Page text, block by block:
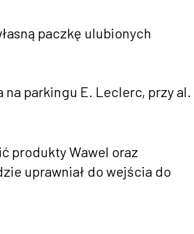
paczkę ulubionych
parkingu E. Leclerc, przy al.
produkty Wawel oraz
uprawniał do wejścia do